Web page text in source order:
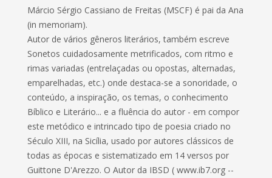
Márcio Sérgio Cassiano de Freitas (MSCF) é pai da Ana
(in memoriam).
Autor de vários gêneros literários, também escreve
Sonetos cuidadosamente metrificados, com ritmo e
rimas variadas (entrelaçadas ou opostas, alternadas,
emparelhadas, etc.) onde destaca-se a sonoridade, o
conteúdo, a inspiração, os temas, o conhecimento
Bíblico e Literário... e a fluência do autor - em compor
este metódico e intrincado tipo de poesia criado no
Século XIII, na Sicília, usado por autores clássicos de
todas as épocas e sistematizado em 14 versos por
Guittone D'Arezzo. O Autor da IBSD ( www.ib7.org --